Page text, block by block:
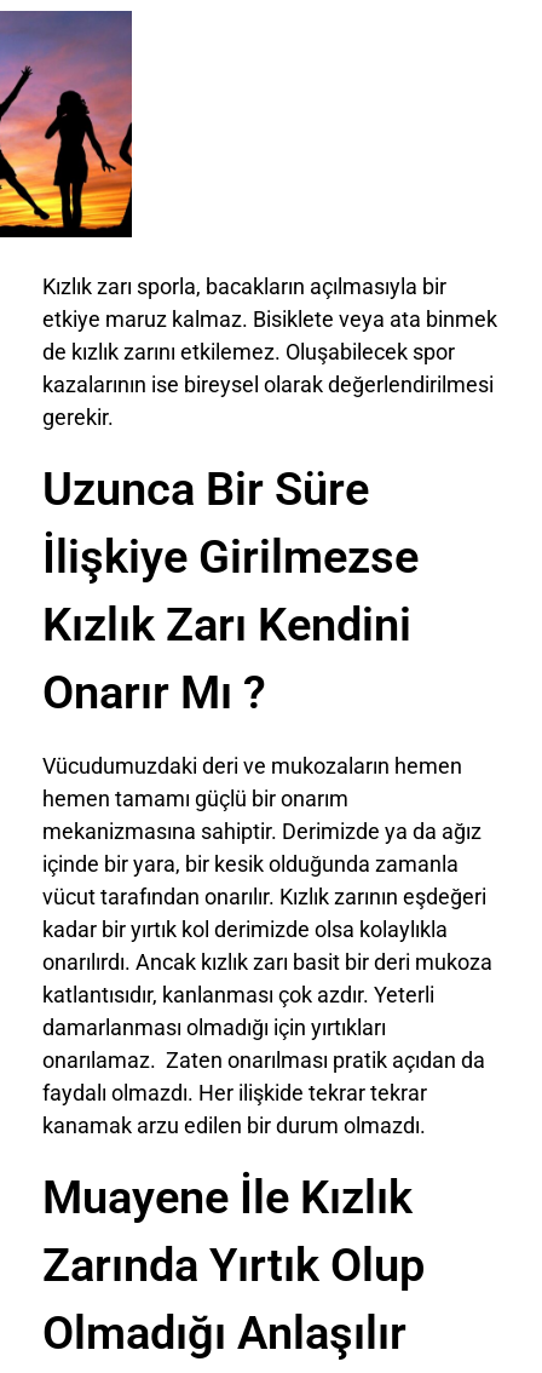
Kızlık zarı sporla, bacakların açılmasıyla bir
etkiye maruz kalmaz. Bisiklete veya ata binmek
de kızlık zarını etkilemez. Oluşabilecek spor
kazalarının ise bireysel olarak değerlendirilmesi
gerekir.
Uzunca Bir Süre
İlişkiye Girilmezse
Kızlık Zarı Kendini
Onarır Mı ?
Vücudumuzdaki deri ve mukozaların hemen
hemen tamamı güçlü bir onarım
mekanizmasına sahiptir. Derimizde ya da ağız
içinde bir yara, bir kesik olduğunda zamanla
vücut tarafından onarılır. Kızlık zarının eşdeğeri
kadar bir yırtık kol derimizde olsa kolaylıkla
onarılırdı. Ancak kızlık zarı basit bir deri mukoza
katlantısıdır, kanlanması çok azdır. Yeterli
damarlanması olmadığı için yırtıkları
onarılamaz. Zaten onarılması pratik açıdan da
faydalı olmazdı. Her ilişkide tekrar tekrar
kanamak arzu edilen bir durum olmazdı.
Muayene İle Kızlık
Zarında Yırtık Olup
Olmadığı Anlaşılır